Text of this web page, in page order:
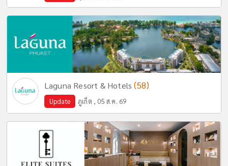
Laguna Resort & Hotels(58)
Update ภูเก็ต , 05 ส.ค. 69